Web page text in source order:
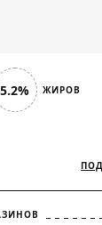
5.2% ЖИРОВ